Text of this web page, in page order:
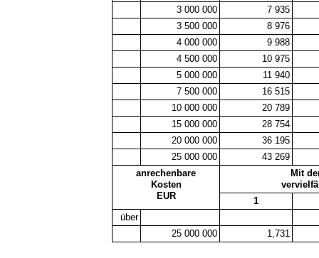
3 000 000
7 935
3 500 000
8 976
4 000 000
9 988
4 500 000
10 975
5 000 000
11 940
7 500 000
16 515
10 000 000
20 789
15 000 000
28 754
20 000 000
36 195
25 000 000
43 269
anrechenbare
Kosten
EUR
Mit
1
über
25 000 000
1,731